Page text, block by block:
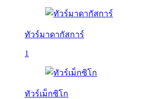
ทัวร์มาดากัสการ์
1
ทัวร์เม็กซิโก